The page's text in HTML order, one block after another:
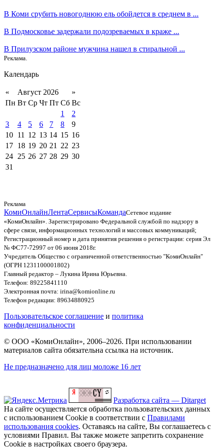
В Коми срубить новогоднюю ель обойдется в среднем в ...
В Подмосковье задержали подозреваемых в краже ...
В Прилузском районе мужчина нашел в стиральной ...
Реклама.
Календарь
« Август 2026
»
Пн Вт Ср Чт Пт Сб Вс
1
2
3
4 5 6 7 8
9
10 11 12 13 14 15 16
17 18 19 20 21 22 23
24 25 26 27 28 29 30
31
Реклама
КомиОнлайнЛентаСервисыКомандаСетевое издание
«КомиОнлайн». Зарегистрировано Федеральной службой по надзору в
сфере связи, информационных технологий и массовых коммуникаций;
Регистрационный номер и дата принятия решения о регистрации: серия Эл
№ ФС77-72997 от 06 июня 2018г.
Учредитель Общество с ограниченной ответственностью "КомиОнлайн"
(ОГРН 1231100001802)
Главный редактор – Лукина Ирина Юрьевна.
Телефон: 89225841110
Электронная почта: irina@komionline.ru
Телефон редакции: 89634880925
Пользовательское соглашение и политика
конфиденциальности
© ООО «КомиОнлайн», 2006–2026. При использовании
материалов сайта обязательна ссылка на источник.
Не предназначено для лиц моложе 16 лет
Разработка сайта — Ditarget
На сайте осуществляется обработка пользовательских данных
с использованием Cookie в соответствии с Правилами
использования cookies. Оставаясь на сайте, Вы соглашаетесь с
условиями Правил. Вы также можете запретить сохранение
Cookie в настройках своего браузера.